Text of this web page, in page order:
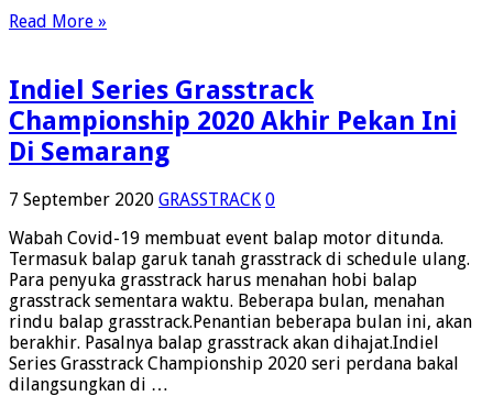
Read More »
Indiel Series Grasstrack
Championship 2020 Akhir Pekan Ini
Di Semarang
7 September 2020 GRASSTRACK 0
Wabah Covid-19 membuat event balap motor ditunda.
Termasuk balap garuk tanah grasstrack di schedule ulang.
Para penyuka grasstrack harus menahan hobi balap
grasstrack sementara waktu. Beberapa bulan, menahan
rindu balap grasstrack.Penantian beberapa bulan ini, akan
berakhir. Pasalnya balap grasstrack akan dihajat.Indiel
Series Grasstrack Championship 2020 seri perdana bakal
dilangsungkan di …